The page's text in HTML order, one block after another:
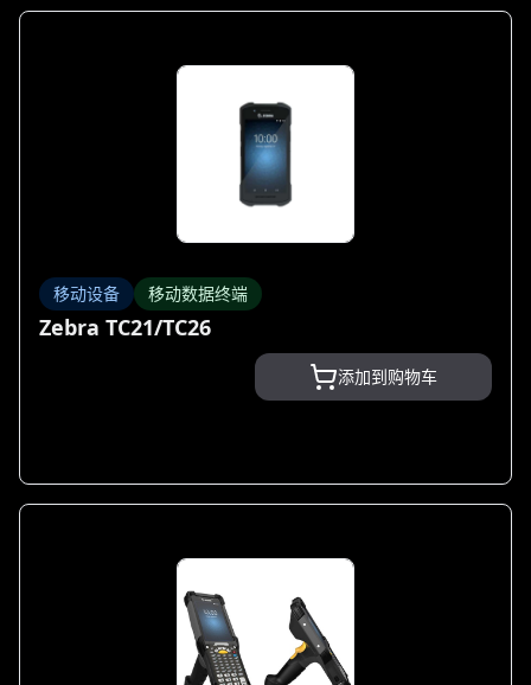
移动设备 移动数据终端
Zebra TC21/TC26
添加到购物车